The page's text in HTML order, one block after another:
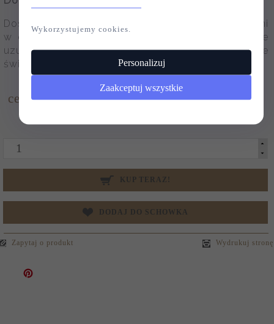
Doskonale komponuje się z tradycyjnymi bombkami
w odcieniach czerwieni i złota, ale równie pięknie
uzupełni eleganckie, klasyczne aranżacje
świąteczne.
cena 89,00 PLN /szt.
KUP TERAZ!
DODAJ DO SCHOWKA
Zapytaj o produkt Wydrukuj stronę
Wykorzystujemy cookies.
Personalizuj
Zaakceptuj wszystkie